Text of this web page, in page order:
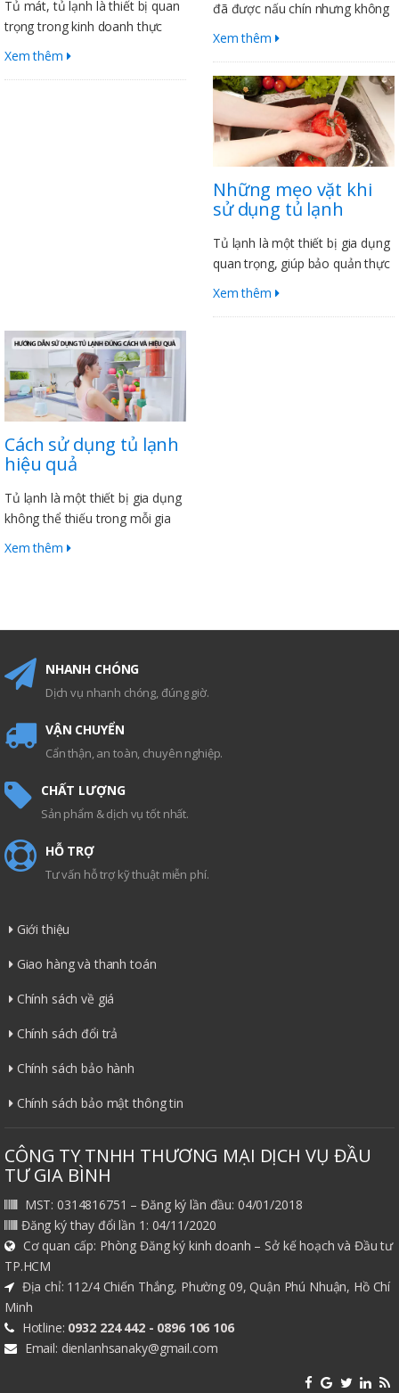
Tủ mát, tủ lạnh là thiết bị quan
trọng trong kinh doanh thực
phẩm, đồ uống. Chúng giúp giữ
Xem thêm
đã được nấu chín nhưng không
được ăn hết. Để đảm bảo an
trong tủ lạnh. Dưới đây là một
số mẹo giúp bạn bảo quản đồ
ăn thừa trong tủ lạnh an toàn
và hiệu quả
Xem thêm
Những mẹo vặt khi
sử dụng tủ lạnh
Tủ lạnh là một thiết bị gia dụng
quan trọng, giúp bảo quản thực
phẩm tươi ngon và an toàn cho
Xem thêm
Cách sử dụng tủ lạnh
hiệu quả
Tủ lạnh là một thiết bị gia dụng
không thể thiếu trong mỗi gia
đình. Để tủ lạnh hoạt động hiệu
Xem thêm
NHANH CHÓNG
Dịch vụ nhanh chóng, đúng giờ.
VẬN CHUYỂN
Cẩn thận, an toàn, chuyên nghiệp.
CHẤT LƯỢNG
Sản phẩm & dịch vụ tốt nhất.
HỖ TRỢ
Tư vấn hỗ trợ kỹ thuật miễn phí.
Giới thiệu
Giao hàng và thanh toán
Chính sách về giá
Chính sách đổi trả
Chính sách bảo hành
Chính sách bảo mật thông tin
CÔNG TY TNHH THƯƠNG MẠI DỊCH VỤ ĐẦU
TƯ GIA BÌNH
MST: 0314816751 – Đăng ký lần đầu: 04/01/2018
Đăng ký thay đổi lần 1: 04/11/2020
Cơ quan cấp: Phòng Đăng ký kinh doanh – Sở kế hoạch và Đầu tư
TP.HCM
Địa chỉ: 112/4 Chiến Thắng, Phường 09, Quận Phú Nhuận, Hồ Chí
Minh
Hotline: 0932 224 442 - 0896 106 106
Email: dienlanhsanaky@gmail.com